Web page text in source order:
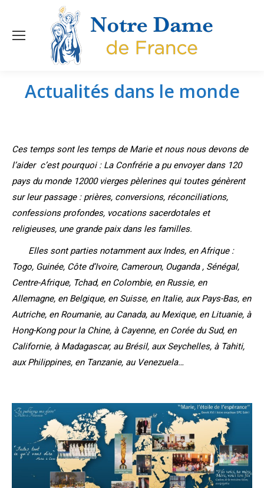
Actualités dans le monde
Vous êtes ici :
Ces temps sont les temps de Marie et nous nous devons de
l’aider c’est pourquoi : La Confrérie a pu envoyer dans 120
pays du monde 12000 vierges pèlerines qui toutes génèrent
sur leur passage : prières, conversions, réconciliations,
confessions profondes, vocations sacerdotales et
religieuses, une grande paix dans les familles.
Elles sont parties notamment aux Indes, en Afrique :
Togo, Guinée, Côte d’Ivoire, Cameroun, Ouganda , Sénégal,
Centre-Afrique, Tchad, en Colombie, en Russie, en
Allemagne, en Belgique, en Suisse, en Italie, aux Pays-Bas, en
Autriche, en Roumanie, au Canada, au Mexique, en Lituanie, à
Hong-Kong pour la Chine, à Cayenne, en Corée du Sud, en
Californie, à Madagascar, au Brésil, aux Seychelles, à Tahiti,
aux Philippines, en Tanzanie, au Venezuela…